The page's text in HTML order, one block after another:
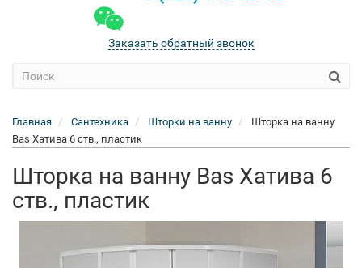
Заказать обратный звонок
Главная Сантехника Шторки на ванну
Шторка на ванну
Bas Хатива 6 ств., пластик
Шторка на ванну Bas Хатива 6
ств., пластик